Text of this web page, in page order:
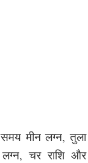
मीन लग्न, तुला
लग्न, चर राशि और